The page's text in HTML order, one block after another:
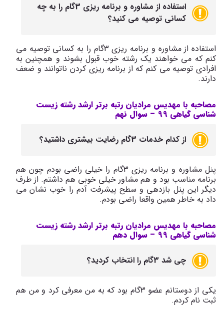
استفاده از مشاوره و برنامه ریزی 3گام را به چه
کسانی توصیه می کنید؟
استفاده از مشاوره و برنامه ریزی 3گام را به کسانی توصیه می
کنم که می خواهند یک رشته خوب قبول بشوند و همچنین به
افرادی توصیه می کنم که از برنامه ریزی کردن ناتوانند و ضعف
دارند.
مصاحبه با مهدیس مرادیان رتبه برتر ارشد رشته زیست
شناسی گیاهی 99 – سوال نهم
از کدام خدمات 3گام رضایت بیشتری داشتید؟
پنل مشاوره و برنامه ریزی 3گام را خیلی راضی بودم چون هم
برنامه مناسب بود و هم مشاور خیلی خوبی هم داشتم. از طرف
دیگر این پنل بازدهی و سطح پیشرفت آدم را خوب نشان می
داد به خاطر همین واقعا راضی بودم.
مصاحبه با مهدیس مرادیان رتبه برتر ارشد رشته زیست
شناسی گیاهی 99 – سوال دهم
چی شد 3گام را انتخاب کردید؟
یکی از دوستانم عضو 3گام بود که به من معرفی کرد و من هم
ثبت نام کردم.